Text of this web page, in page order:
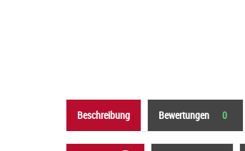
Beschreibung Bewertungen 0